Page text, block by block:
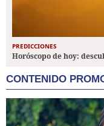
PREDICCIONES
Horóscopo de hoy:
CONTENIDO